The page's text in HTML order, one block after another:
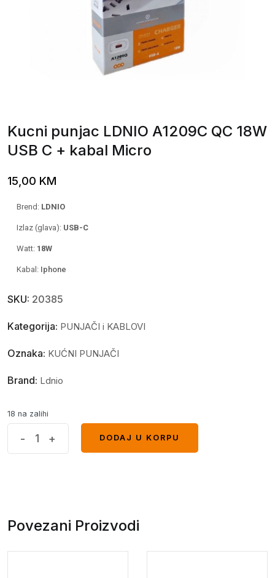
Kucni punjac LDNIO A1209C QC 18W
USB C + kabal Micro
15,00 KM
Brend: LDNIO
Izlaz (glava): USB-C
Watt: 18W
Kabal: Iphone
SKU: 20385
Kategorija: PUNJAČI i KABLOVI
Oznaka: KUĆNI PUNJAČI
Brand: Ldnio
18 na zalihi
18W
- +
DODAJ U KORPU
Povezani Proizvodi